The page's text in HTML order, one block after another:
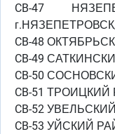
CB-47
CB-48
CB-49
CB-50
CB-51 ТРОИЦКИЙ
CB-52
CB-53 УЙСКИЙ